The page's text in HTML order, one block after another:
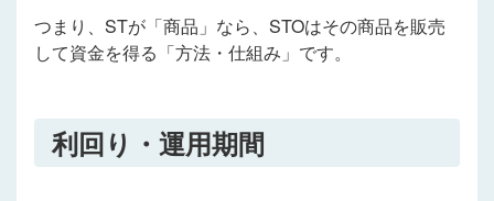
つまり、STが「商品」なら、STOはその商品を販売
して資金を得る「方法・仕組み」です。
利回り・運用期間